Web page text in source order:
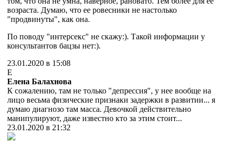
возраста. Думаю, что ее ровесники не настолько
"продвинуты", как она.
По поводу "интерсекс" не скажу:). Такой информации у
консультантов бацзы нет:).
23.01.2020 в 15:08
Е
Елена Балахнова
К сожалению, там не только "депрессия", у нее вообще на
лицо весьма физические признаки задержки в развитии... я
думаю диагнозо там масса. Девочкой действительно
манипулируют, даже известно кто за этим стоит...
23.01.2020 в 21:32